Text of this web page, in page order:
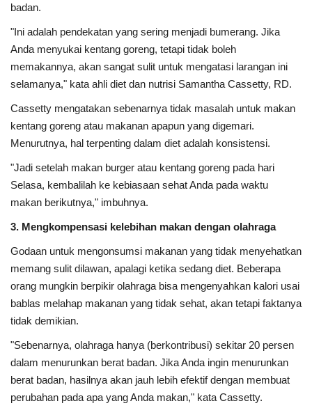
badan.
"Ini adalah pendekatan yang sering menjadi bumerang. Jika
Anda menyukai kentang goreng, tetapi tidak boleh
memakannya, akan sangat sulit untuk mengatasi larangan ini
selamanya," kata ahli diet dan nutrisi Samantha Cassetty, RD.
Cassetty mengatakan sebenarnya tidak masalah untuk makan
kentang goreng atau makanan apapun yang digemari.
Menurutnya, hal terpenting dalam diet adalah konsistensi.
"Jadi setelah makan burger atau kentang goreng pada hari
Selasa, kembalilah ke kebiasaan sehat Anda pada waktu
makan berikutnya," imbuhnya.
3. Mengkompensasi kelebihan makan dengan olahraga
Godaan untuk mengonsumsi makanan yang tidak menyehatkan
memang sulit dilawan, apalagi ketika sedang diet. Beberapa
orang mungkin berpikir olahraga bisa mengenyahkan kalori usai
bablas melahap makanan yang tidak sehat, akan tetapi faktanya
tidak demikian.
"Sebenarnya, olahraga hanya (berkontribusi) sekitar 20 persen
dalam menurunkan berat badan. Jika Anda ingin menurunkan
berat badan, hasilnya akan jauh lebih efektif dengan membuat
perubahan pada apa yang Anda makan," kata Cassetty.